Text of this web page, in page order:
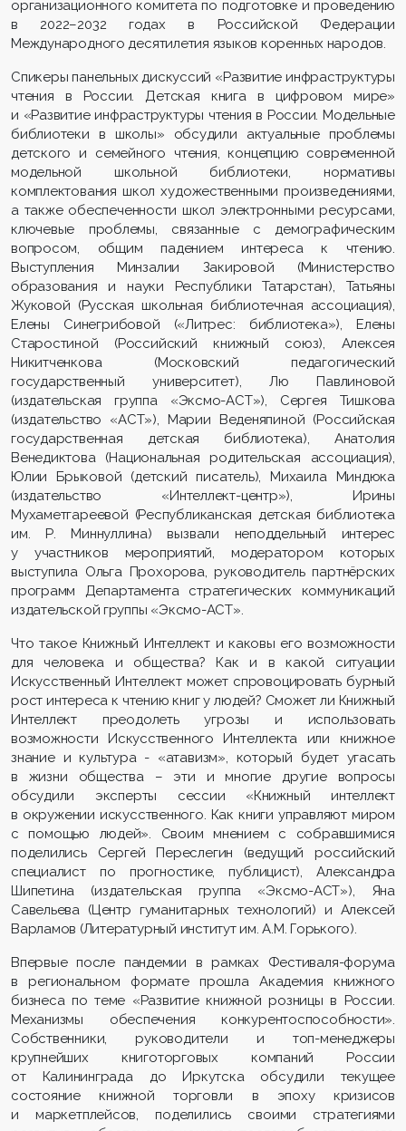
организационного комитета по подготовке и проведению
в 2022–2032 годах в Российской Федерации
Международного десятилетия языков коренных народов.
Спикеры панельных дискуссий «Развитие инфраструктуры
чтения в России. Детская книга в цифровом мире»
и «Развитие инфраструктуры чтения в России. Модельные
библиотеки в школы» обсудили актуальные проблемы
детского и семейного чтения, концепцию современной
модельной школьной библиотеки, нормативы
комплектования школ художественными произведениями,
а также обеспеченности школ электронными ресурсами,
ключевые проблемы, связанные с демографическим
вопросом, общим падением интереса к чтению.
Выступления Минзалии Закировой (Министерство
образования и науки Республики Татарстан), Татьяны
Жуковой (Русская школьная библиотечная ассоциация),
Елены Синегрибовой («Литрес: библиотека»), Елены
Старостиной (Российский книжный союз), Алексея
Никитченкова (Московский педагогический
государственный университет), Лю Павлиновой
(издательская группа «Эксмо-АСТ»), Сергея Тишкова
(издательство «АСТ»), Марии Веденяпиной (Российская
государственная детская библиотека), Анатолия
Венедиктова (Национальная родительская ассоциация),
Юлии Брыковой (детский писатель), Михаила Миндюка
(издательство «Интеллект-центр»), Ирины
Мухаметгареевой (Республиканская детская библиотека
им. Р. Миннуллина) вызвали неподдельный интерес
у участников мероприятий, модератором которых
выступила Ольга Прохорова, руководитель партнёрских
программ Департамента стратегических коммуникаций
издательской группы «Эксмо-АСТ».
Что такое Книжный Интеллект и каковы его возможности
для человека и общества? Как и в какой ситуации
Искусственный Интеллект может спровоцировать бурный
рост интереса к чтению книг у людей? Сможет ли Книжный
Интеллект преодолеть угрозы и использовать
возможности Искусственного Интеллекта или книжное
знание и культура - «атавизм», который будет угасать
в жизни общества – эти и многие другие вопросы
обсудили эксперты сессии «Книжный интеллект
в окружении искусственного. Как книги управляют миром
с помощью людей». Своим мнением с собравшимися
поделились Сергей Переслегин (ведущий российский
специалист по прогностике, публицист), Александра
Шипетина (издательская группа «Эксмо-АСТ»), Яна
Савельева (Центр гуманитарных технологий) и Алексей
Варламов (Литературный институт им. А.М. Горького).
Впервые после пандемии в рамках Фестиваля-форума
в региональном формате прошла Академия книжного
бизнеса по теме «Развитие книжной розницы в России.
Механизмы обеспечения конкурентоспособности».
Собственники, руководители и топ-менеджеры
крупнейших книготорговых компаний России
от Калининграда до Иркутска обсудили текущее
состояние книжной торговли в эпоху кризисов
и маркетплейсов, поделились своими стратегиями